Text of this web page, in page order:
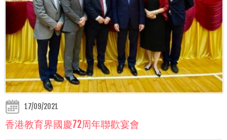
17/09/2021
香港教育界國慶72周年聯歡宴會